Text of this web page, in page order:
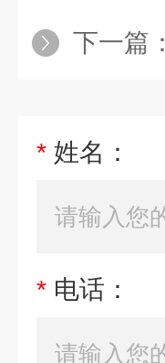
下一篇：
* 姓名：
* 电话：